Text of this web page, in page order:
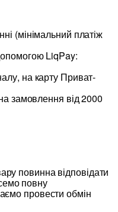
(мінімальний платіж
LiqPay:
на карту Приват-
замовлення від 2000
повинна відповідати
повну
провести обмін